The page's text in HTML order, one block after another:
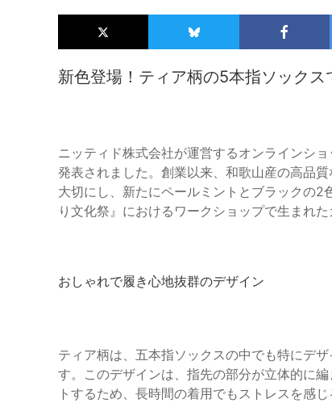
新色登場！ティア柄の5本指ソックス
ニッティド株式会社が運営するオンラインシ
発表されました。創業以来、和歌山産の高品
大切にし、新たにペールミントとブラックの
り文化祭』におけるワークショップで生まれた
おしゃれで履き心地抜群のデザイン
ティア柄は、五本指ソックスの中でも特にデ
す。このデザインは、指先の部分が立体的に
トするため、長時間の着用でもストレスを感じ